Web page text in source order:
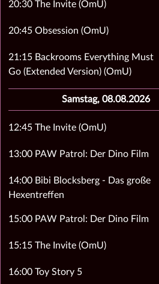
20:30 The Invite (OmU)
20:45 Obsession (OmU)
21:15 Backrooms Everything Must
Go (Extended Version) (OmU)
Samstag, 08.08.2026
12:45 The Invite (OmU)
13:00 PAW Patrol: Der Dino Film
14:00 Bibi Blocksberg - Das große
Hexentreffen
15:00 PAW Patrol: Der Dino Film
15:15 The Invite (OmU)
16:00 Toy Story 5